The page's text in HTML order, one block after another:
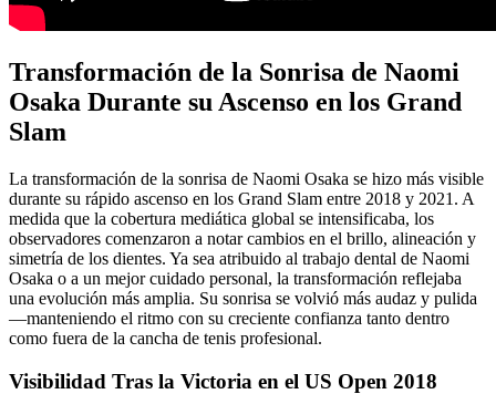
Transformación de la Sonrisa de Naomi
Osaka Durante su Ascenso en los Grand
Slam
La transformación de la sonrisa de Naomi Osaka se hizo más visible
durante su rápido ascenso en los Grand Slam entre 2018 y 2021. A
medida que la cobertura mediática global se intensificaba, los
observadores comenzaron a notar cambios en el brillo, alineación y
simetría de los dientes. Ya sea atribuido al trabajo dental de Naomi
Osaka o a un mejor cuidado personal, la transformación reflejaba
una evolución más amplia. Su sonrisa se volvió más audaz y pulida
—manteniendo el ritmo con su creciente confianza tanto dentro
como fuera de la cancha de tenis profesional.
Visibilidad Tras la Victoria en el US Open 2018